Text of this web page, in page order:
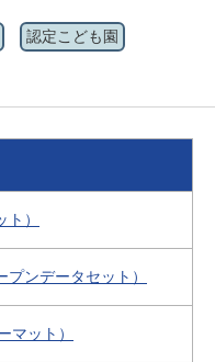
認定こども園
）
ンデータセット）
マット）